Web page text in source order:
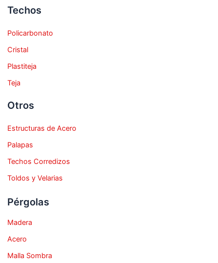
Techos
Policarbonato
Cristal
Plastiteja
Teja
Otros
Estructuras de Acero
Palapas
Techos Corredizos
Toldos y Velarias
Pérgolas
Madera
Acero
Malla Sombra